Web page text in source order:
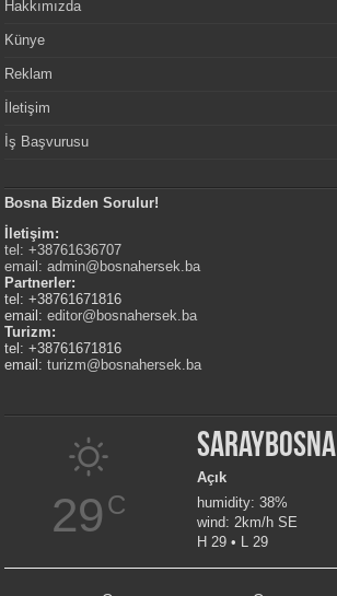
Hakkımızda
Künye
Reklam
İletişim
İş Başvurusu
Bosna Bizden Sorulur!
İletişim:
tel: +38761636707
email:admin@bosnahersek.ba
Partnerler:
tel: +38761671816
email:editor@bosnahersek.ba
Turizm:
tel: +38761671816
email:turizm@bosnahersek.ba
29 C
Saraybosna
Açık
humidity: 38%
wind: 2km/h SE
H 29 • L 29